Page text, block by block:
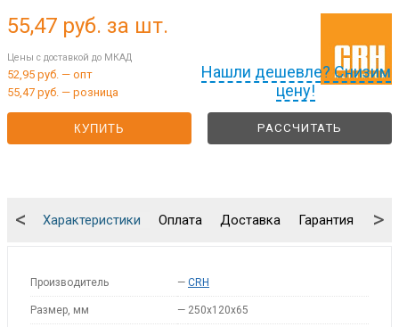
Нашли дешевле? Снизим
цену!
55,47 руб. за шт.
Цены с доставкой до МКАД
52,95 руб. — опт
55,47 руб. — розница
КУПИТЬ РАССЧИТАТЬ
Характеристики Оплата Доставка Гарантия
< >
Производитель — CRH
Размер, мм — 250x120x65